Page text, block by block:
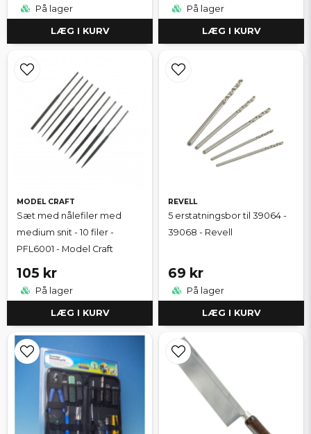
På lager
LÆG I KURV
På lager
LÆG I KURV
MODEL CRAFT
Sæt med nålefiler med
medium snit - 10 filer -
PFL6001 - Model Craft
105 kr
På lager
LÆG I KURV
REVELL
5 erstatningsbor til 39064 -
39068 - Revell
69 kr
På lager
LÆG I KURV